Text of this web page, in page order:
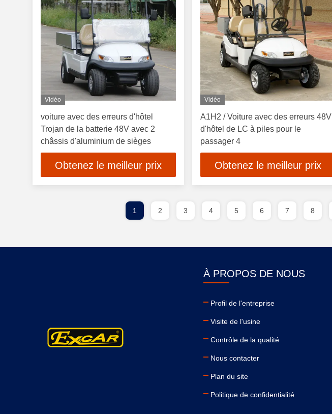
Vidéo
voiture avec des erreurs d'hôtel
Trojan de la batterie 48V avec 2
châssis d'aluminium de sièges
Obtenez le meilleur prix
Vidéo
A1H2 / Voiture avec des erreurs 48V
d'hôtel de LC à piles pour le
passager 4
Obtenez le meilleur prix
1 2 3 4 5 6 7 8
À PROPOS DE NOUS
Profil de l'entreprise
Visite de l'usine
Contrôle de la qualité
Nous contacter
Plan du site
Politique de confidentialité